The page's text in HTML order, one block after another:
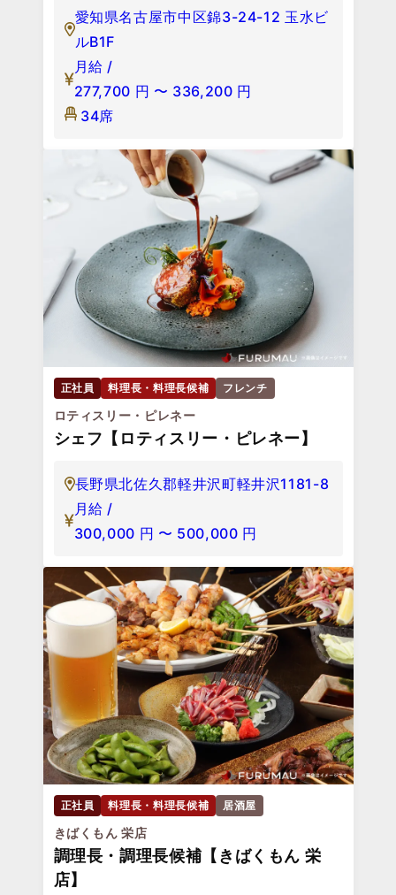
愛知県名古屋市中区錦3-24-12 玉水ビ
ルB1F
月給 /
277,700 円 〜 336,200 円
34席
正社員 料理長・料理長候補 フレンチ
ロティスリー・ピレネー
シェフ【ロティスリー・ピレネー】
長野県北佐久郡軽井沢町軽井沢1181-8
月給 /
300,000 円 〜 500,000 円
正社員 料理長・料理長候補 居酒屋
きばくもん 栄店
調理長・調理長候補【きばくもん 栄
店】